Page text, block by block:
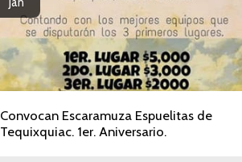
Convocan Escaramuza Espuelitas de
Tequixquiac. 1er. Aniversario.